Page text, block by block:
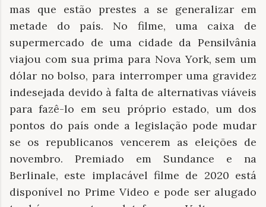
mas que estão prestes a se generalizar em
metade do país. No filme, uma caixa de
supermercado de uma cidade da Pensilvânia
viajou com sua prima para Nova York, sem um
dólar no bolso, para interromper uma gravidez
indesejada devido à falta de alternativas viáveis
​​para fazê-lo em seu próprio estado, um dos
pontos do país onde a legislação pode mudar
se os republicanos vencerem as eleições de
novembro. Premiado em Sundance e na
Berlinale, este implacável filme de 2020 está
disponível no Prime Video e pode ser alugado